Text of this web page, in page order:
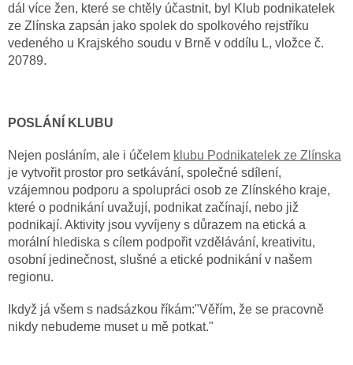
dál více žen, které se chtěly účastnit, byl Klub podnikatelek
ze Zlínska zapsán jako spolek do spolkového rejstříku
vedeného u Krajského soudu v Brně v oddílu L, vložce č.
20789.
POSLÁNÍ KLUBU
Nejen posláním, ale i účelem klubu Podnikatelek ze Zlínska
je vytvořit prostor pro setkávání, společné sdílení,
vzájemnou podporu a spolupráci osob ze Zlínského kraje,
které o podnikání uvažují, podnikat začínají, nebo již
podnikají. Aktivity jsou vyvíjeny s důrazem na etická a
morální hlediska s cílem podpořit vzdělávání, kreativitu,
osobní jedinečnost, slušné a etické podnikání v našem
regionu.
Ikdyž já všem s nadsázkou říkám:"Věřím, že se pracovně
nikdy nebudeme muset u mě potkat."